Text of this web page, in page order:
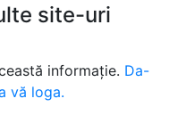
site-uri
informație. Da-
vă loga.